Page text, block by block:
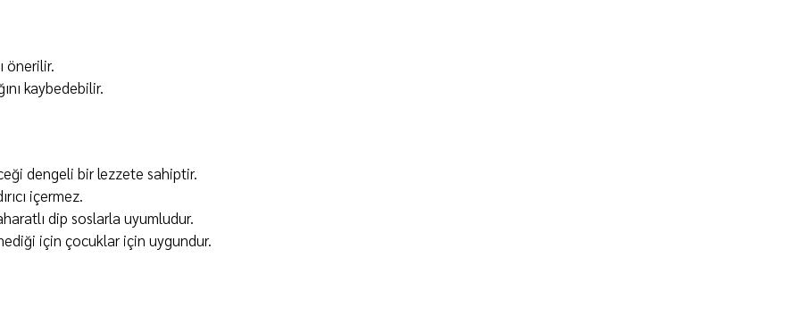
önerilir.
kaybedebilir.
dengeli bir lezzete sahiptir.
içermez.
dip soslarla uyumludur.
için çocuklar için uygundur.